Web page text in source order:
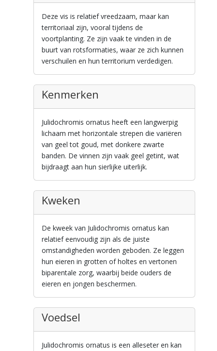
Deze vis is relatief vreedzaam, maar kan
territoriaal zijn, vooral tijdens de
voortplanting. Ze zijn vaak te vinden in de
buurt van rotsformaties, waar ze zich kunnen
verschuilen en hun territorium verdedigen.
Kenmerken
Julidochromis ornatus heeft een langwerpig
lichaam met horizontale strepen die variëren
van geel tot goud, met donkere zwarte
banden. De vinnen zijn vaak geel getint, wat
bijdraagt aan hun sierlijke uiterlijk.
Kweken
De kweek van Julidochromis ornatus kan
relatief eenvoudig zijn als de juiste
omstandigheden worden geboden. Ze leggen
hun eieren in grotten of holtes en vertonen
biparentale zorg, waarbij beide ouders de
eieren en jongen beschermen.
Voedsel
Julidochromis ornatus is een alleseter en kan